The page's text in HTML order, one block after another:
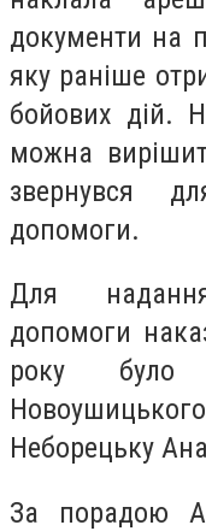
документи на
яку раніше
бойових дій.
можна
звернувся
допомоги.
Для
допомоги
року було
Неборецьку
За порадою